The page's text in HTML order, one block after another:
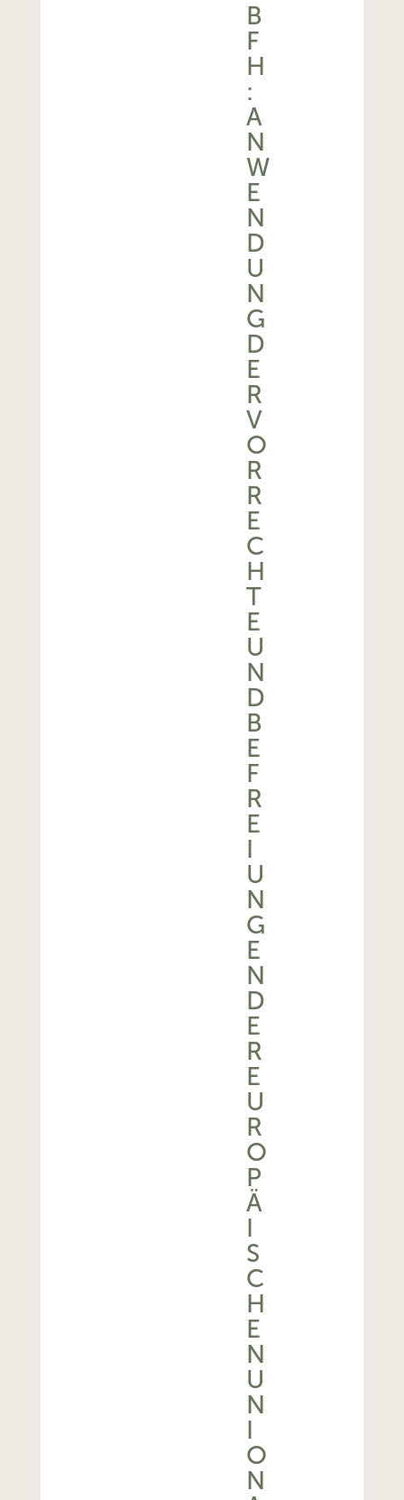
B
F
H
:
A
N
W
E
N
D
U
N
G
D
E
R
V
O
R
R
E
C
H
T
E
U
N
D
B
E
F
R
E
I
U
N
G
E
N
D
E
R
E
U
R
O
P
Ä
I
S
C
H
E
N
U
N
I
O
N